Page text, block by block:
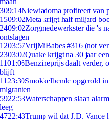
maan
309:14Niewiadoma profiteert van
1509:02Meta krijgt half miljard
2409:02Zorgmedewerkster die 's
ontslagen
1203:57VrijMiBabes #316 (not
2303:02Quake krijgt na 30 jaar
1101:06Benzineprijs daalt verder,
blijft
11 23:30Smokkelbende opgerold
migranten
5922:53Waterschappen slaan
leeg
4722:43Trump wil dat J.D. Vance